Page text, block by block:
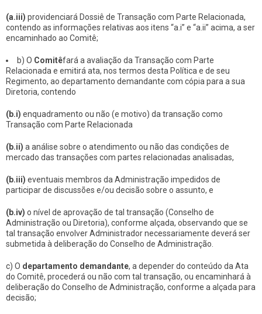
(a.iii) providenciará Dossiê de Transação com Parte Relacionada,
contendo as informações relativas aos itens “a.i” e “a.ii” acima, a ser
encaminhado ao Comitê;
b) O Comitêfará a avaliação da Transação com Parte
Relacionada e emitirá ata, nos termos desta Política e de seu
Regimento, ao departamento demandante com cópia para a sua
Diretoria, contendo
(b.i) enquadramento ou não (e motivo) da transação como
Transação com Parte Relacionada
(b.ii) a análise sobre o atendimento ou não das condições de
mercado das transações com partes relacionadas analisadas,
(b.iii) eventuais membros da Administração impedidos de
participar de discussões e/ou decisão sobre o assunto, e
(b.iv) o nível de aprovação de tal transação (Conselho de
Administração ou Diretoria), conforme alçada, observando que se
tal transação envolver Administrador necessariamente deverá ser
submetida à deliberação do Conselho de Administração.
c) O departamento demandante, a depender do conteúdo da Ata
do Comitê, procederá ou não com tal transação, ou encaminhará à
deliberação do Conselho de Administração, conforme a alçada para
decisão;